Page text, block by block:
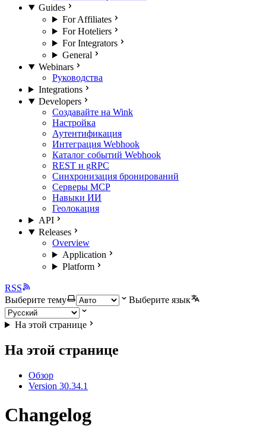
Guides
For Affiliates
For Hoteliers
For Integrators
General
Webinars
Руководства
Integrations
Developers
Создавайте на Wink
Настройка
Аутентификация
Интеграция Webhook
Каталог событий Webhook
REST и gRPC
Синхронизация бронирований
Серверы MCP
Навыки ИИ
Геолокация
API
Releases
Overview
Application
Platform
RSS
Выберите тему
Выберите язык
На этой странице
На этой странице
Обзор
Version 30.34.1
Changelog